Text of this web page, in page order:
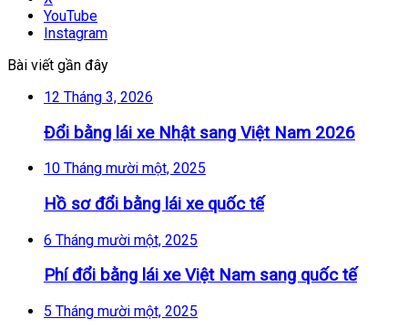
YouTube
Instagram
Bài viết gần đây
12 Tháng 3, 2026
Đổi bằng lái xe Nhật sang Việt Nam 2026
10 Tháng mười một, 2025
Hồ sơ đổi bằng lái xe quốc tế
6 Tháng mười một, 2025
Phí đổi bằng lái xe Việt Nam sang quốc tế
5 Tháng mười một, 2025